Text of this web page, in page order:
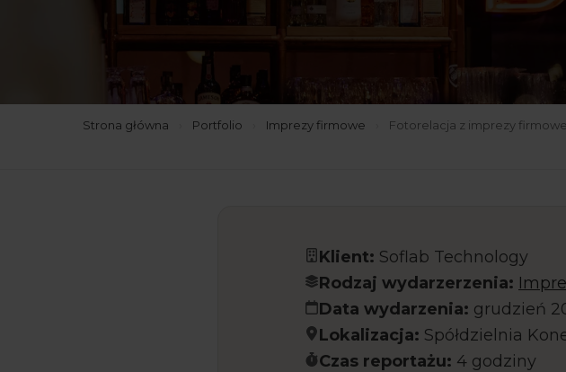
Strona główna Portfolio Imprezy firmowe Fotorelacja z imprezy
Klient: Soflab Technology
Rodzaj wydarzerzenia:
Data wydarzenia: grudzień
Lokalizacja: Spółdzielnia
Czas reportażu: 4 godziny